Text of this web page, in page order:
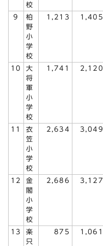
校
9
柏
野
小
学
校
1,213 1,405
10
大
将
軍
小
学
校
1,741 2,120
11
衣
笠
小
学
校
2,634 3,049
12
金
閣
小
学
校
2,686 3,127
13
楽
只
875 1,061